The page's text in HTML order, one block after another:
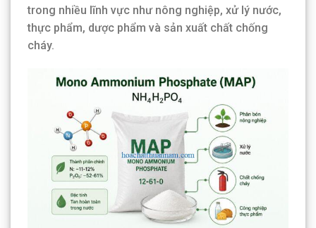
trong nhiều lĩnh vực như nông nghiệp, xử lý nước,
thực phẩm, dược phẩm và sản xuất chất chống
cháy.